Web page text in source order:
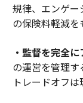
規律、エンゲ
の保険料軽減を
・監督を完全
の運営を管理
トレードオフ